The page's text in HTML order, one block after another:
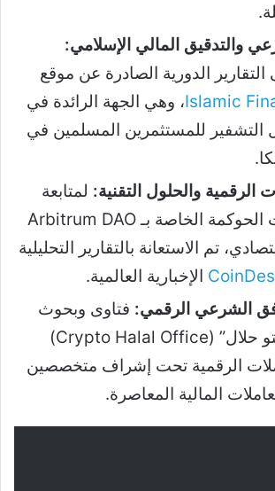
والتدقيق المالي الإسلامي:
التقارير الدورية الصادرة عن موقع
Islamic، وهي الجهة الرائدة في
للمستثمرين المسلمين في
الرقمية والحلول التقنية: لمتابعة
آخر تحديثات الحوكمة الخاصة بـ Arbitrum DAO
تم الاستعانة بالتقارير التحليلية
الإخبارية العالمية.
الشرعي الرقمي: فتاوى وبحوث
منصة “كريبتو حلال” (Crypto Halal Office)
الرقمية تحت إشراف متخصصين
المالية المعاصرة.